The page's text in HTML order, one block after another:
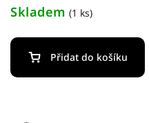
Skladem (1 ks)
Přidat do košíku